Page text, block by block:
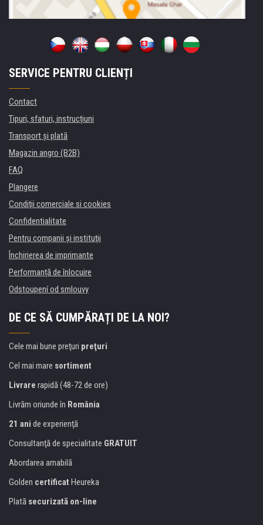
SERVICE PENTRU CLIENȚI
Contact
Tipuri, sfaturi, instrucțiuni
Transport şi plată
Magazin angro (B2B)
FAQ
Plangere
Condiţii comerciale si cookies
Confidentialitate
Pentru companii și instituţii
Închirierea de imprimante
Performanță de înlocuire
Odstoupení od smlouvy
DE CE SĂ CUMPĂRAȚI DE LA NOI?
Cele mai bune preţuri preţuri
Cel mai mare sortiment
Livrare rapidă (48-72 de ore)
Livrăm oriunde în România
21 ani de experienţă
Consultanţă de specialitate GRATUIT
Abordarea amabilă
Golden certificat Heureka
Plată securizată on-line